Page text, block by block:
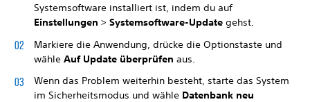
Systemsoftware installiert ist, indem du auf
Einstellungen > Systemsoftware-Update gehst.
Markiere die Anwendung, drücke die Optionstaste und
wähle Auf Update überprüfen aus.
Wenn das Problem weiterhin besteht, starte das System
im Sicherheitsmodus und wähle Datenbank neu